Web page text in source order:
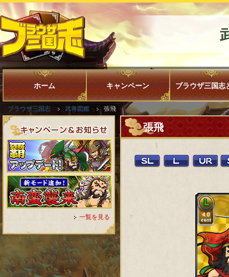
ホーム キャンペーン ブラウザ三国志
ブラウザ三国志 武将図鑑 張飛
一覧を見る
張飛